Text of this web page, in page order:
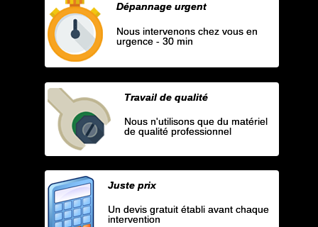
Dépannage urgent
Nous intervenons chez vous en
urgence - 30 min
Travail de qualité
Nous n'utilisons que du matériel
de qualité professionnel
Juste prix
Un devis gratuit établi avant chaque
intervention